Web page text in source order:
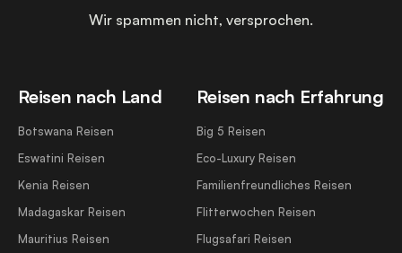
Reisen nach Land
Botswana Reisen
Eswatini Reisen
Kenia Reisen
Madagaskar Reisen
Mauritius Reisen
Reisen nach Erfahrung
Big 5 Reisen
Eco-Luxury Reisen
Familienfreundliches Reisen
Flitterwochen Reisen
Flugsafari Reisen
Wir spammen nicht, versprochen.